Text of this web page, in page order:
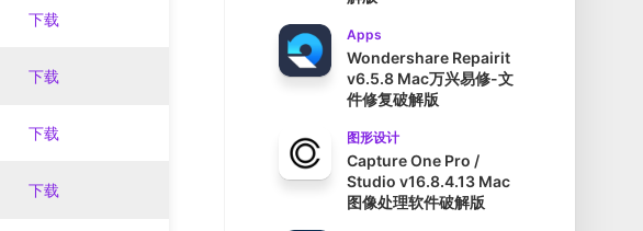
下载
下载
下载
下载
Apps
Wondershare Repairit
v6.5.8 Mac万兴易修-文
件修复破解版
图形设计
Capture One Pro /
Studio v16.8.4.13 Mac
图像处理软件破解版